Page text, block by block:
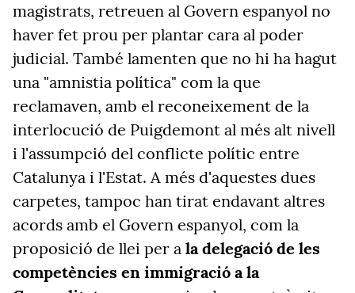
magistrats, retreuen al Govern espanyol no
haver fet prou per plantar cara al poder
judicial. També lamenten que no hi ha hagut
una "amnistia política" com la que
reclamaven, amb el reconeixement de la
interlocució de Puigdemont al més alt nivell
i l'assumpció del conflicte polític entre
Catalunya i l'Estat. A més d'aquestes dues
carpetes, tampoc han tirat endavant altres
acords amb el Govern espanyol, com la
proposició de llei per a la delegació de les
competències en immigració a la